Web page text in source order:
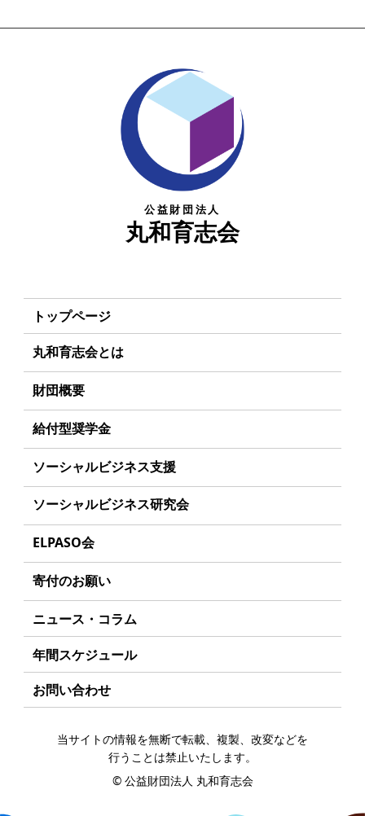
公益財団法人
丸和育志会
トップページ
丸和育志会とは
理事長あいさつ
丸和育志会の目指す未来
学生のみなさんへ
起業家のみなさんへ
起業を考えているみなさんへ
応援したいみなさんへ
財団概要
理念
組織
年間スケジュール
定款
個人情報保護方針
アクセス
給付型奨学金
事業方針
募集要項
給付型奨学金とは
ソーシャルビジネス支援
事業方針
募集要項
ソーシャルビジネスとは
受賞者一覧
ソーシャルビジネス研究会
研究会のねらい
研究会一覧
ELPASO会
ELPASO会とは
会員限定ページ
寄付のお願い
お手続き
寄付支援者
ニュース・コラム
年間スケジュール
お問い合わせ
当サイトの情報を無断で転載、複製、改変などを
行うことは禁止いたします。
© 公益財団法人 丸和育志会